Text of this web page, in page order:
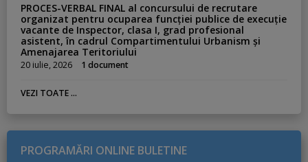
PROCES-VERBAL FINAL al concursului de recrutare
organizat pentru ocuparea funcției publice de execuție
vacante de Inspector, clasa I, grad profesional
asistent, în cadrul Compartimentului Urbanism și
Amenajarea Teritoriului
20 iulie, 2026 1 document
VEZI TOATE ...
PROGRAMĂRI ONLINE BULETINE